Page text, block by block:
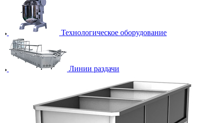
Технологическое оборудование
Линии раздачи